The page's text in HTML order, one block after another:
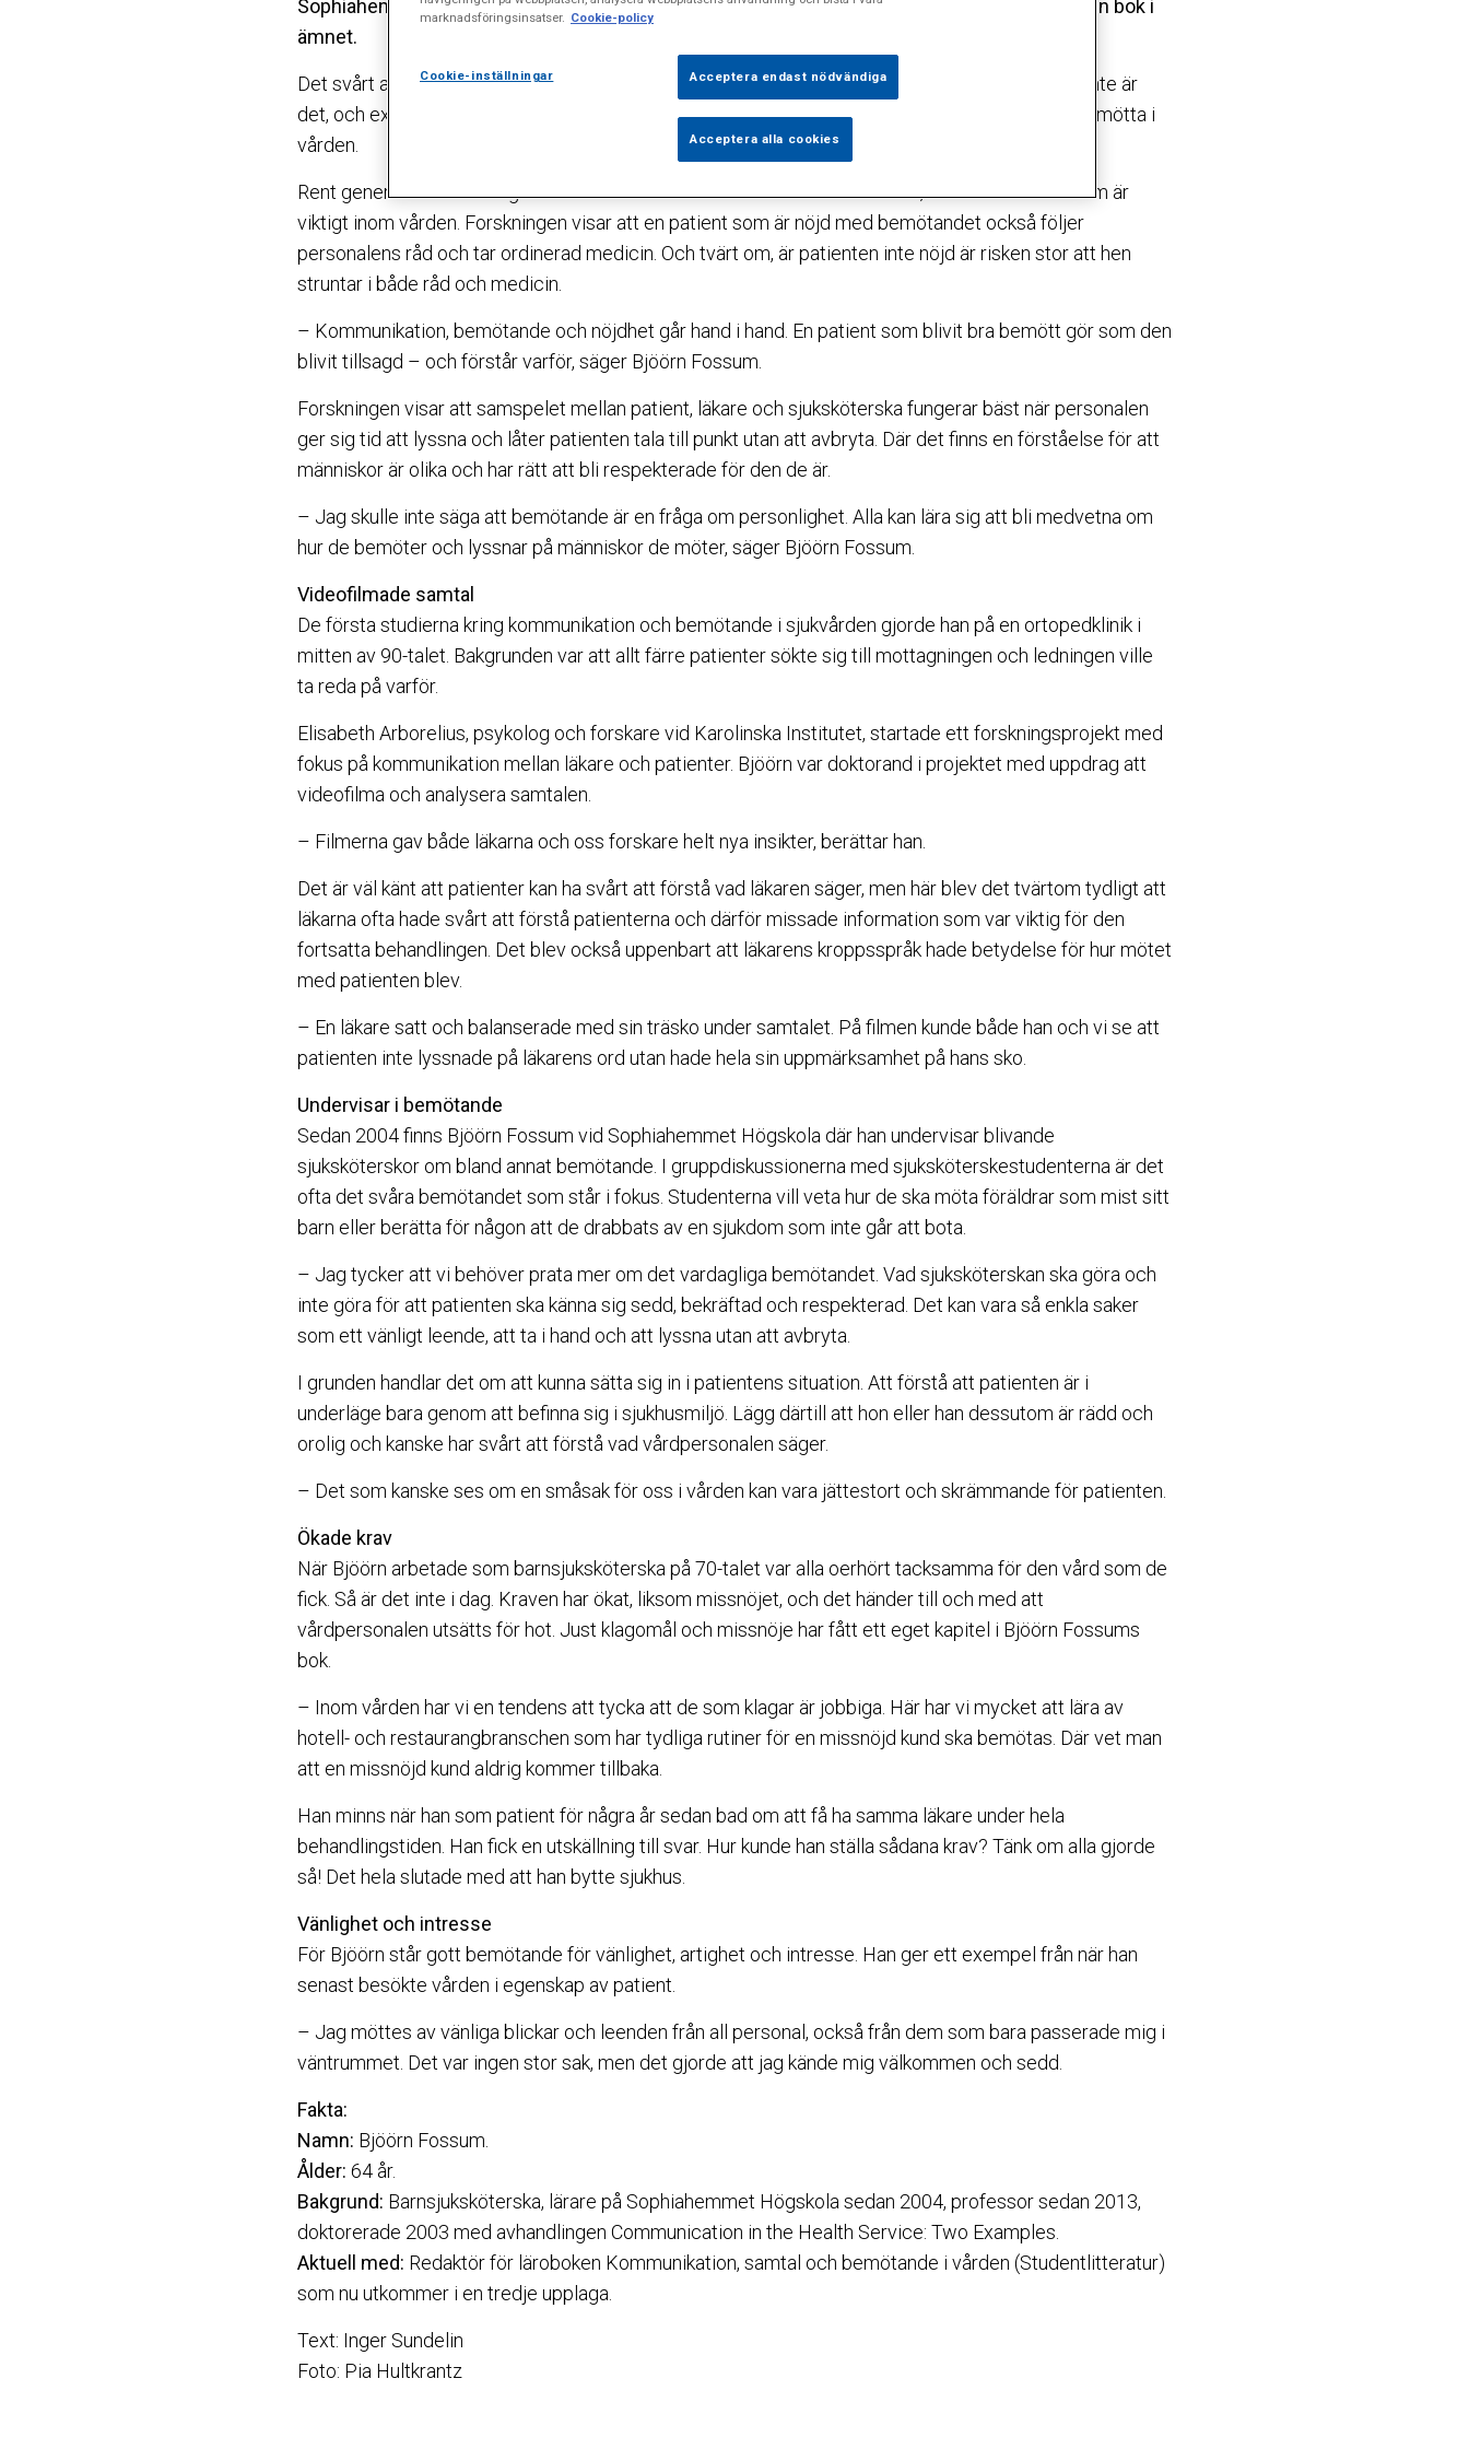
Sophiahemmet Högskola kommit fram till efter många års forskning. Nu är han aktuell med en bok i
ämnet.
Det svårt att exakt sätta fingret på vad som är bra bemötande. Det är lättare att säga vad som inte är
det, och exemplen är många på situationer där människor som inte är nöjda med hur de blivit bemötta i
vården.
Rent generellt är det viktigt för oss människor att bli sedda och bekräftade, men det är extra som är
viktigt inom vården. Forskningen visar att en patient som är nöjd med bemötandet också följer
personalens råd och tar ordinerad medicin. Och tvärt om, är patienten inte nöjd är risken stor att hen
struntar i både råd och medicin.
– Kommunikation, bemötande och nöjdhet går hand i hand. En patient som blivit bra bemött gör som den
blivit tillsagd – och förstår varför, säger Bjöörn Fossum.
Forskningen visar att samspelet mellan patient, läkare och sjuksköterska fungerar bäst när personalen
ger sig tid att lyssna och låter patienten tala till punkt utan att avbryta. Där det finns en förståelse för att
människor är olika och har rätt att bli respekterade för den de är.
– Jag skulle inte säga att bemötande är en fråga om personlighet. Alla kan lära sig att bli medvetna om
hur de bemöter och lyssnar på människor de möter, säger Bjöörn Fossum.
Videofilmade samtal
De första studierna kring kommunikation och bemötande i sjukvården gjorde han på en ortopedklinik i
mitten av 90-talet. Bakgrunden var att allt färre patienter sökte sig till mottagningen och ledningen ville
ta reda på varför.
Elisabeth Arborelius, psykolog och forskare vid Karolinska Institutet, startade ett forskningsprojekt med
fokus på kommunikation mellan läkare och patienter. Bjöörn var doktorand i projektet med uppdrag att
videofilma och analysera samtalen.
– Filmerna gav både läkarna och oss forskare helt nya insikter, berättar han.
Det är väl känt att patienter kan ha svårt att förstå vad läkaren säger, men här blev det tvärtom tydligt att
läkarna ofta hade svårt att förstå patienterna och därför missade information som var viktig för den
fortsatta behandlingen. Det blev också uppenbart att läkarens kroppsspråk hade betydelse för hur mötet
med patienten blev.
– En läkare satt och balanserade med sin träsko under samtalet. På filmen kunde både han och vi se att
patienten inte lyssnade på läkarens ord utan hade hela sin uppmärksamhet på hans sko.
Undervisar i bemötande
Sedan 2004 finns Bjöörn Fossum vid Sophiahemmet Högskola där han undervisar blivande
sjuksköterskor om bland annat bemötande. I gruppdiskussionerna med sjuksköterskestudenterna är det
ofta det svåra bemötandet som står i fokus. Studenterna vill veta hur de ska möta föräldrar som mist sitt
barn eller berätta för någon att de drabbats av en sjukdom som inte går att bota.
– Jag tycker att vi behöver prata mer om det vardagliga bemötandet. Vad sjuksköterskan ska göra och
inte göra för att patienten ska känna sig sedd, bekräftad och respekterad. Det kan vara så enkla saker
som ett vänligt leende, att ta i hand och att lyssna utan att avbryta.
I grunden handlar det om att kunna sätta sig in i patientens situation. Att förstå att patienten är i
underläge bara genom att befinna sig i sjukhusmiljö. Lägg därtill att hon eller han dessutom är rädd och
orolig och kanske har svårt att förstå vad vårdpersonalen säger.
– Det som kanske ses om en småsak för oss i vården kan vara jättestort och skrämmande för patienten.
Ökade krav
När Bjöörn arbetade som barnsjuksköterska på 70-talet var alla oerhört tacksamma för den vård som de
fick. Så är det inte i dag. Kraven har ökat, liksom missnöjet, och det händer till och med att
vårdpersonalen utsätts för hot. Just klagomål och missnöje har fått ett eget kapitel i Bjöörn Fossums
bok.
– Inom vården har vi en tendens att tycka att de som klagar är jobbiga. Här har vi mycket att lära av
hotell- och restaurangbranschen som har tydliga rutiner för en missnöjd kund ska bemötas. Där vet man
att en missnöjd kund aldrig kommer tillbaka.
Han minns när han som patient för några år sedan bad om att få ha samma läkare under hela
behandlingstiden. Han fick en utskällning till svar. Hur kunde han ställa sådana krav? Tänk om alla gjorde
så! Det hela slutade med att han bytte sjukhus.
Vänlighet och intresse
För Bjöörn står gott bemötande för vänlighet, artighet och intresse. Han ger ett exempel från när han
senast besökte vården i egenskap av patient.
– Jag möttes av vänliga blickar och leenden från all personal, också från dem som bara passerade mig i
väntrummet. Det var ingen stor sak, men det gjorde att jag kände mig välkommen och sedd.
Fakta:
Namn: Bjöörn Fossum.
Ålder: 64 år.
Bakgrund: Barnsjuksköterska, lärare på Sophiahemmet Högskola sedan 2004, professor sedan 2013,
doktorerade 2003 med avhandlingen Communication in the Health Service: Two Examples.
Aktuell med: Redaktör för läroboken Kommunikation, samtal och bemötande i vården (Studentlitteratur)
som nu utkommer i en tredje upplaga.
Text: Inger Sundelin
Foto: Pia Hultkrantz
marknadsföringsinsatser. Cookie-policy
Cookie-inställningar Acceptera endast nödvändiga
Acceptera alla cookies